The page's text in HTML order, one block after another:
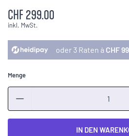
CHF 299.00
inkl. MwSt.
oder 3 Raten à CHF
Menge
IN DEN